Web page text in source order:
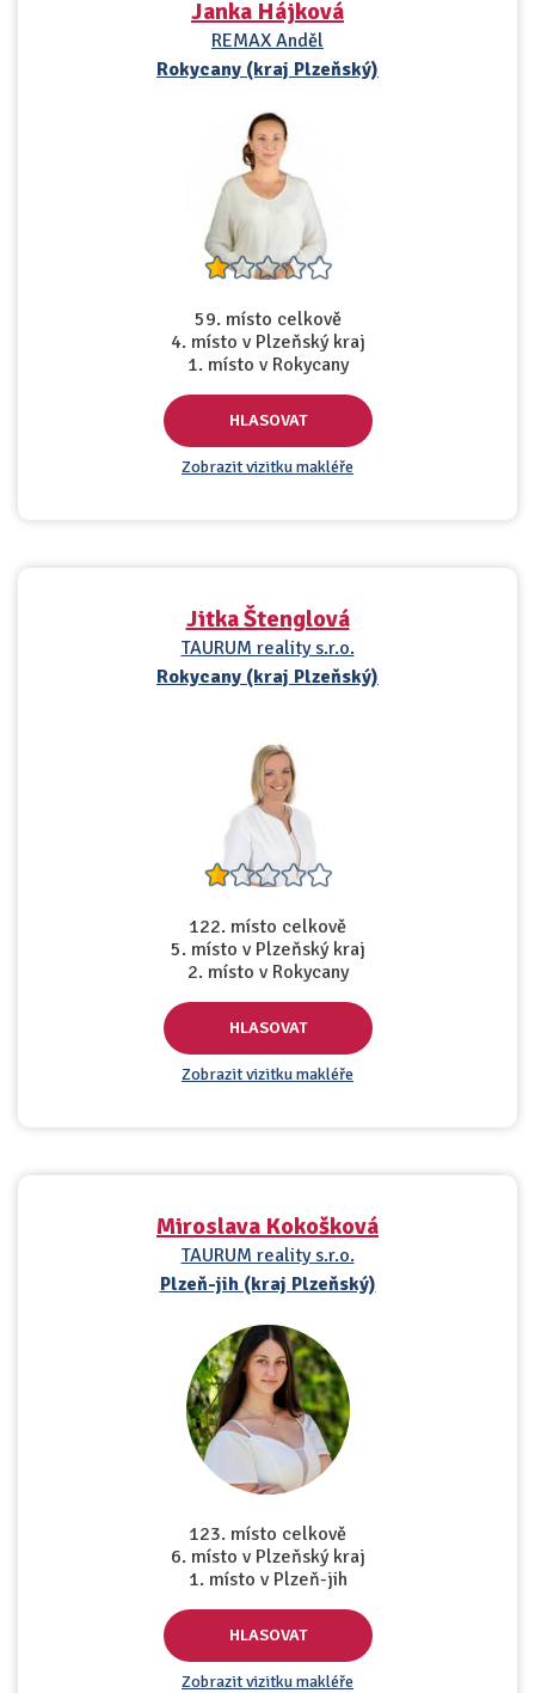
Janka Hájková
REMAX Anděl
Rokycany (kraj Plzeňský)
59. místo celkově
4. místo v Plzeňský kraj
1. místo v Rokycany
HLASOVAT
Zobrazit vizitku makléře
Jitka Štenglová
TAURUM reality s.r.o.
Rokycany (kraj Plzeňský)
122. místo celkově
5. místo v Plzeňský kraj
2. místo v Rokycany
HLASOVAT
Zobrazit vizitku makléře
Miroslava Kokošková
TAURUM reality s.r.o.
Plzeň-jih (kraj Plzeňský)
123. místo celkově
6. místo v Plzeňský kraj
1. místo v Plzeň-jih
HLASOVAT
Zobrazit vizitku makléře